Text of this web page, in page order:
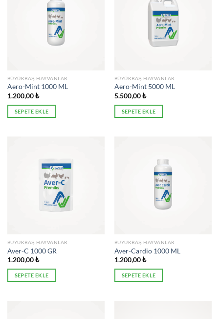
BÜYÜKBAŞ HAYVANLAR
Aero-Mint 1000 ML
1.200,00₺
SEPETE EKLE
BÜYÜKBAŞ HAYVANLAR
Aero-Mint 5000 ML
5.500,00₺
SEPETE EKLE
BÜYÜKBAŞ HAYVANLAR
Aver-C 1000 GR
1.200,00₺
SEPETE EKLE
BÜYÜKBAŞ HAYVANLAR
Aver-Cardio 1000 ML
1.200,00₺
SEPETE EKLE